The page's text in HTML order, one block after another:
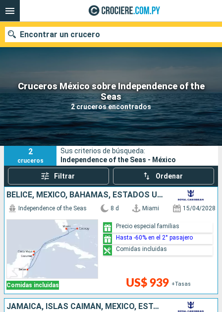
Cruceros México sobre Independence of the
Seas
2 cruceros encontrados
Encontrar un crucero
Nuestros destinos
Fecha de salida
Puertos Compañías
Buscar
2
cruceros
Sus criterios de búsqueda:
Independence of the Seas - México
Filtrar Ordenar
BELICE, MÉXICO, BAHAMAS, ESTADOS UNIDOS
Comidas incluidas
Independence of the Seas 8 d Miami 15/04/2028
US$ 939 +Tasas
Precio especial familias
Hasta -60% en el 2° pasajero
Comidas incluidas
JAMAICA, ISLAS CAIMÁN, MÉXICO, ESTADOS UNIDOS